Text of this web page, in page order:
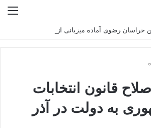
قانون انتخابات
به دولت در آذر